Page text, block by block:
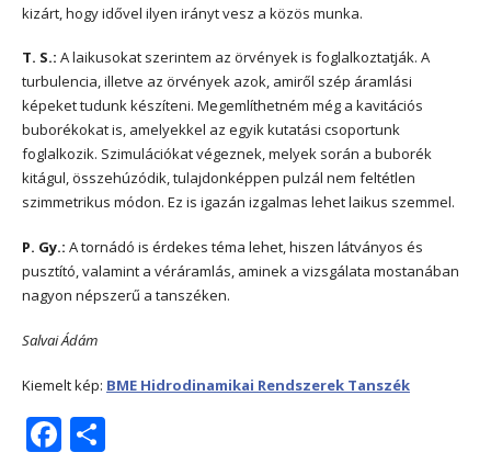
kizárt, hogy idővel ilyen irányt vesz a közös munka.
T. S.: A laikusokat szerintem az örvények is foglalkoztatják. A
turbulencia, illetve az örvények azok, amiről szép áramlási
képeket tudunk készíteni. Megemlíthetném még a kavitációs
buborékokat is, amelyekkel az egyik kutatási csoportunk
foglalkozik. Szimulációkat végeznek, melyek során a buborék
kitágul, összehúzódik, tulajdonképpen pulzál nem feltétlen
szimmetrikus módon. Ez is igazán izgalmas lehet laikus szemmel.
P. Gy.: A tornádó is érdekes téma lehet, hiszen látványos és
pusztító, valamint a véráramlás, aminek a vizsgálata mostanában
nagyon népszerű a tanszéken.
Salvai Ádám
Kiemelt kép: BME Hidrodinamikai Rendszerek Tanszék
Facebook